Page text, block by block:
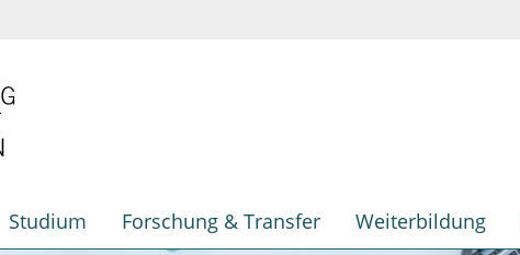
Studium Forschung & Transfer Weiterbildung